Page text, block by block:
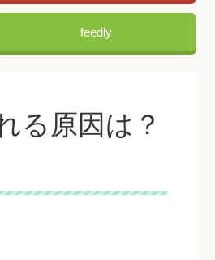
feedly
る原因は？